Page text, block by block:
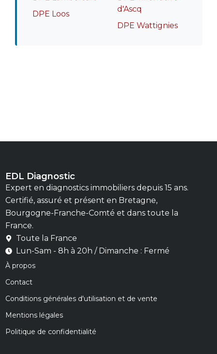
DPE Loos
d'Ascq
DPE Wattignies
EDL Diagnostic
Expert en diagnostics immobiliers depuis 15 ans.
Certifié, assuré et présent en Bretagne,
Bourgogne-Franche-Comté et dans toute la
France.
Toute la France
Lun-Sam - 8h à 20h / Dimanche : Fermé
À propos
Contact
Conditions générales d'utilisation et de vente
Mentions légales
Politique de confidentialité